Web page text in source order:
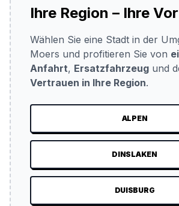
Ihre Region – Ihre
Wählen Sie eine Stadt in der
Moers und profitieren Sie von
Anfahrt, Ersatzfahrzeug und
Vertrauen in Ihre Region.
ALPEN
DINSLAKEN
DUISBURG